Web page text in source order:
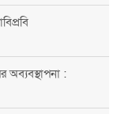
অব্যবস্থাপনা :